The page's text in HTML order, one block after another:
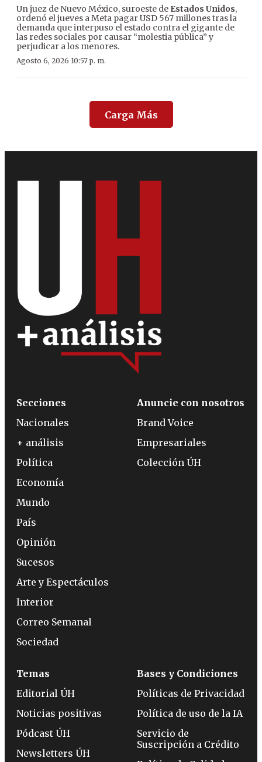
Un juez de Nuevo México, suroeste de Estados Unidos,
ordenó el jueves a Meta pagar USD 567 millones tras la
demanda que interpuso el estado contra el gigante de
las redes sociales por causar “molestia pública” y
perjudicar a los menores.
Agosto 6, 2026 10:57 p. m.
Carga Más
Secciones
Nacionales
+ análisis
Política
Economía
Mundo
País
Opinión
Sucesos
Arte y Espectáculos
Interior
Correo Semanal
Sociedad
Anuncie con nosotros
Brand Voice
Empresariales
Colección ÚH
Temas
Editorial ÚH
Noticias positivas
Pódcast ÚH
Newsletters ÚH
Bases y Condiciones
Políticas de Privacidad
Política de uso de la IA
Servicio de
Suscripción a Crédito